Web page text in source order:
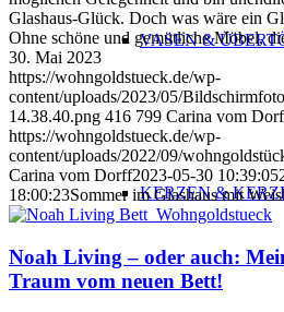
VASEN &
KERZEN &
Glashaus-Glück. Doch was wäre ein
Ohne schöne und gemütliche Möbel,
30. Mai 2023
https://wohngoldstueck.de/wp-
content/uploads/2023/05/
14.38.40.png 416 799 Carina vom
https://wohngoldstueck.de/wp-
content/uploads/2022/09/
Carina vom Dorff2023-05-30 10:39:05
18:00:23Sommer im Glashaus mit
Noah Living – oder auch:
Traum vom neuen Bett!